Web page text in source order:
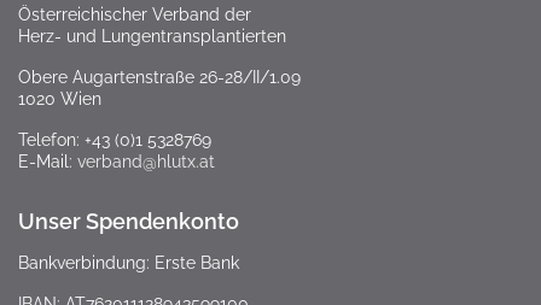
Österreichischer Verband der
Herz- und Lungentransplantierten
Obere Augartenstraße 26-28/II/1.09
1020 Wien
Telefon: +43 (0)1 5328769
E-Mail: verband@hlutx.at
Unser Spendenkonto
Bankverbindung: Erste Bank